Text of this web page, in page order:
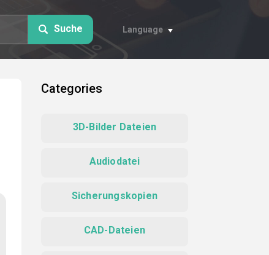
Suche Language
Categories
3D-Bilder Dateien
Audiodatei
Sicherungskopien
CAD-Dateien